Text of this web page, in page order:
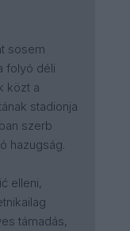
sosem
folyó déli
közt a
stadionja
szerb
hazugság.
elleni,
támadás,